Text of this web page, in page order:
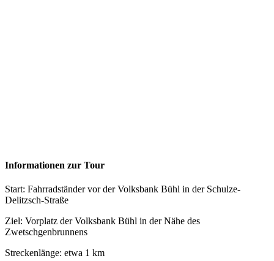
Informationen zur Tour
Start: Fahrradständer vor der Volksbank Bühl in der Schulze-
Delitzsch-Straße
Ziel: Vorplatz der Volksbank Bühl in der Nähe des
Zwetschgenbrunnens
Streckenlänge: etwa 1 km